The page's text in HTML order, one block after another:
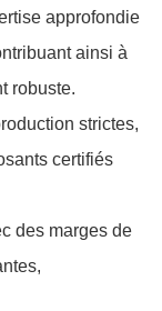
approfondie
ainsi à
robuste.
strictes,
certifiés
des marges de